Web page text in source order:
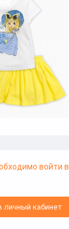
войти в
личный кабинет